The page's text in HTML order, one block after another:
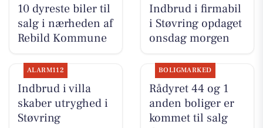
10 dyreste biler til
salg i nærheden af
Rebild Kommune
Indbrud i firmabil
i Støvring opdaget
onsdag morgen
ALARM112
Indbrud i villa
skaber utryghed i
Støvring
BOLIGMARKED
Rådyret 44 og 1
anden boliger er
kommet til salg